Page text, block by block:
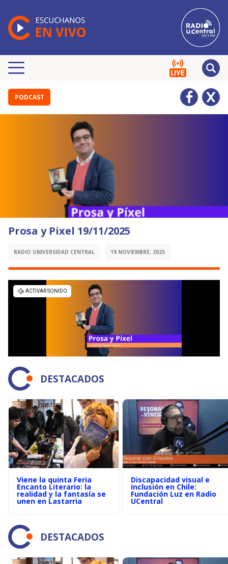
PODCAST
Prosa y Pixel 19/11/2025
RADIO UNIVERSIDAD CENTRAL 19 NOVIEMBRE, 2025
DESTACADOS
Viene la quinta Feria
Encanto Literario: la
realidad y la fantasía se
unen en Lastarria
Discapacidad visual e
inclusión en Chile:
Fundación Luz en Radio
UCentral
DESTACADOS